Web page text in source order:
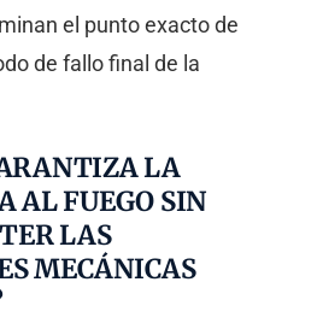
el punto exacto de
de fallo final de la
LA
AL FUEGO SIN
LAS
MECÁNICAS